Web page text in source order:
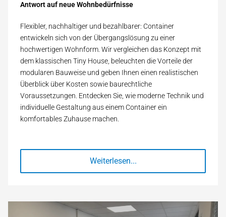
Antwort auf neue Wohnbedürfnisse
Flexibler, nachhaltiger und bezahlbarer: Container
entwickeln sich von der Übergangslösung zu einer
hochwertigen Wohnform. Wir vergleichen das Konzept mit
dem klassischen Tiny House, beleuchten die Vorteile der
modularen Bauweise und geben Ihnen einen realistischen
Überblick über Kosten sowie baurechtliche
Voraussetzungen. Entdecken Sie, wie moderne Technik und
individuelle Gestaltung aus einem Container ein
komfortables Zuhause machen.
Weiterlesen...